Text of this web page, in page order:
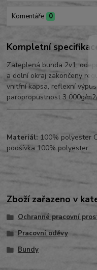
Komentáře 0
Kompletní
Zateplená bunda 2v1,
a dolní okraj zakončeny
vnitřní kapsa, reflexní
paropropustnost 3 000g/
Materiál: 100% polyester
podšívka 100% polyester
Zboží zařazeno v
Ochranné pracovní
Pracovní oděvy
Bundy